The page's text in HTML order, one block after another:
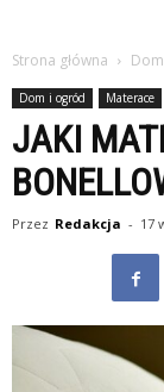
Strona główna
Dom i ogród Materace
JAKI
Przez Redakcja - 17